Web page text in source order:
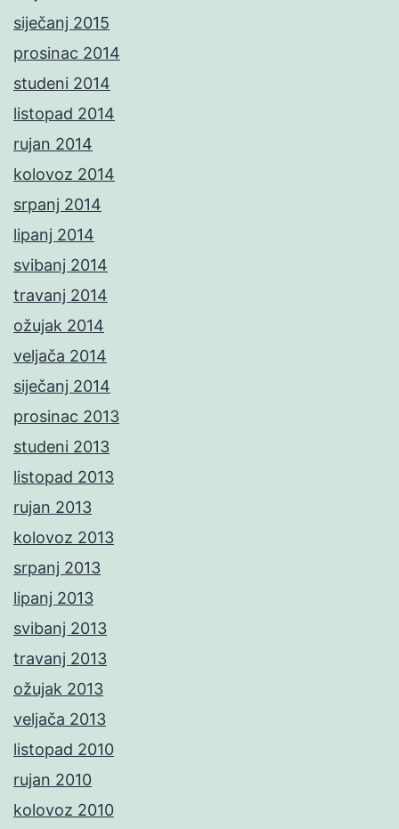
siječanj 2015
prosinac 2014
studeni 2014
listopad 2014
rujan 2014
kolovoz 2014
srpanj 2014
lipanj 2014
svibanj 2014
travanj 2014
ožujak 2014
veljača 2014
siječanj 2014
prosinac 2013
studeni 2013
listopad 2013
rujan 2013
kolovoz 2013
srpanj 2013
lipanj 2013
svibanj 2013
travanj 2013
ožujak 2013
veljača 2013
listopad 2010
rujan 2010
kolovoz 2010